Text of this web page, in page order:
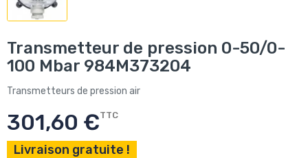
Transmetteur de pression 0-50/0-
100 Mbar 984M373204
Transmetteurs de pression air
301,60 €TTC
Livraison gratuite !